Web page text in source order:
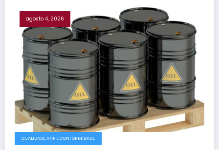
agosto 4, 2026
QUALIDADE ANP E CONFORMIDADE